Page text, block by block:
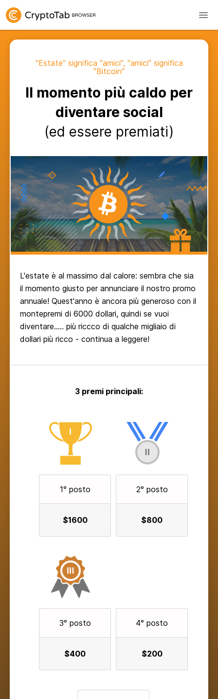
"Estate" significa "amici", "amici" significa
"Bitcoin"
Il momento più caldo per
diventare social
(ed essere premiati)
L'estate è al massimo dal calore: sembra che sia
il momento giusto per annunciare il nostro promo
annuale! Quest'anno è ancora più generoso con il
montepremi di 6000 dollari, quindi se vuoi
diventare..... più riccco di qualche migliaio di
dollari più ricco - continua a leggere!
3 premi principali:
1° posto
$1600
2° posto
$800
3° posto
$400
4° posto
$200